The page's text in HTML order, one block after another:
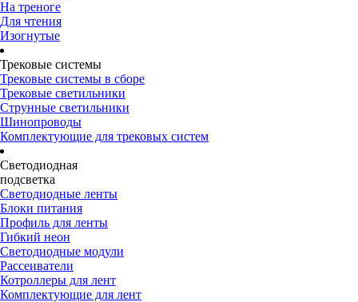
На треноге
Для чтения
Изогнутые
Трековые системы
Трековые системы в сборе
Трековые светильники
Струнные светильники
Шинопроводы
Комплектующие для трековых систем
Светодиодная
подсветка
Светодиодные ленты
Блоки питания
Профиль для ленты
Гибкий неон
Светодиодные модули
Рассеиватели
Котроллеры для лент
Комплектующие для лент